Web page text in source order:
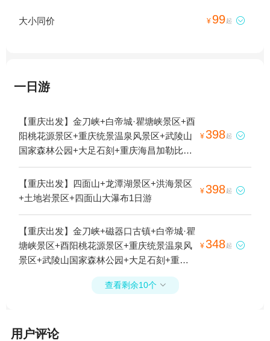
大小同价 ¥ 99起 
一日游
【重庆出发】金刀峡+白帝城·瞿塘峡景区+酉
阳桃花源景区+重庆统景温泉风景区+武陵山
国家森林公园+大足石刻+重庆海昌加勒比海
水世界+黑山谷风景区+重庆动物园+金佛山
+四面山+钓鱼城+云阳龙缸国家地质公园+乌
江画廊+巫山小三峡+神女峰+融汇温泉城+万
乐园+重庆野生动物世界+美心红酒小镇+武
陵山大裂谷+两江国际影视城(民国街)+四面
山漂流+重庆欢乐谷+万州平湖游+南天湖景
区+叠石花谷+濯水景区+三峡之巅景区+《重
庆·1949》演出+龙潭湖景区1日游
¥398起 
【重庆出发】四面山+龙潭湖景区+洪海景区
+土地岩景区+四面山大瀑布1日游
¥398起 
【重庆出发】金刀峡+磁器口古镇+白帝城·瞿
塘峡景区+酉阳桃花源景区+重庆统景温泉风
景区+武陵山国家森林公园+大足石刻+重庆
海昌加勒比海水世界+黑山谷风景区+重庆动
物园+金佛山+四面山+钓鱼城+云阳龙缸国家
系列+乐和乐都动物主题乐园+重庆野生动物
¥348起 
查看剩余10个 
用户评论